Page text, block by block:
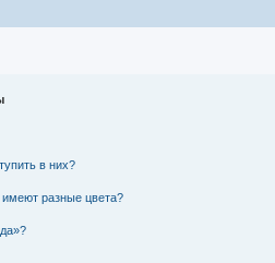
в них?
разные цвета?